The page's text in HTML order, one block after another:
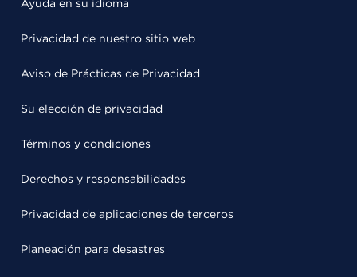
Ayuda en su idioma
Privacidad de nuestro sitio web
Aviso de Prácticas de Privacidad
Su elección de privacidad
Términos y condiciones
Derechos y responsabilidades
Privacidad de aplicaciones de terceros
Planeación para desastres